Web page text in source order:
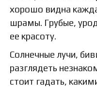
хорошо видна
шрамы. Грубые,
ее красоту.
Солнечные лучи,
разглядеть
стоит гадать,